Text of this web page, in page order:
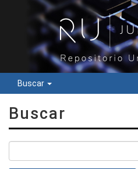
Buscar
Buscar